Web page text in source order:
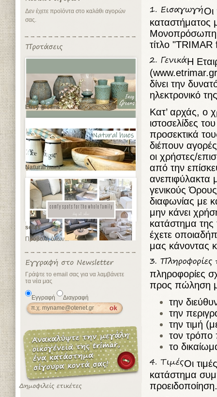
Δεν έχετε προϊόντα στο καλάθι αγορών
σας.
Easy greens
Natural hues
sofas
Προβολή όλων...
Γράψτε το email σας για να λαμβάνετε
τα νέα μας
Εγγραφή Διαγραφή
Οι
καταστήματος
Μονοπρόσωπη
τίτλο
Η
δίνει την
ηλεκτρονικό
Κατ’ αρχάς, ο
ιστοσελίδες
προσεκτικά
διέπουν
οι χρήστες/
από την
ανεπιφύλακτα
γενικούς
διαφωνίας με
μην κάνει
κατάστημα της
έχετε
μας κάνοντας
πληροφορίες
προς πώληση
την
την
την τιμή
τον
το
Οι
κατάστημα
προειδοποίηση.